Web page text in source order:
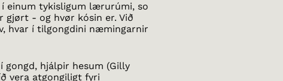
einum tykisligum lærurúmi, so
- og hvør kósin er. Við
hvar í tilgongdini næmingarnir
hjálpir hesum (Gilly
vera atgongiligt fyri